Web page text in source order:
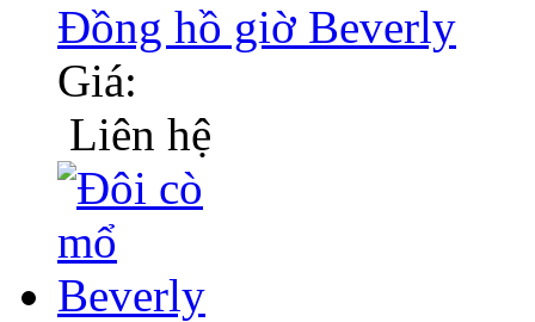
Đồng hồ giờ Beverly
Giá:
Liên hệ